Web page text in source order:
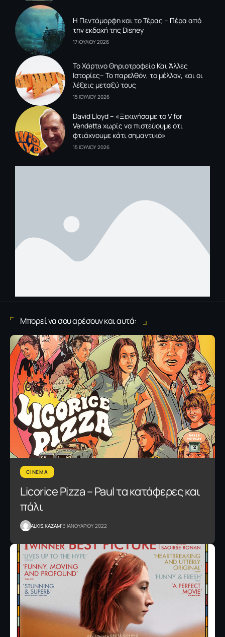
Η Πεντάμορφη και το Τέρας – Πέρα από
την εκδοχή της Disney
17 ΙΟΥΛΙΟΥ 2026
To Xάρτινο Θηριοτροφείο Και Άλλες
Ιστορίες– Το παρελθόν, το μέλλον, και οι
λέξεις μεταξύ τους
15 ΙΟΥΛΙΟΥ 2026
David Lloyd – «Ξεκινήσαμε το V for
Vendetta χωρίς να πιστεύουμε ότι
φτιάχνουμε κάτι σημαντικό»
15 ΙΟΥΛΙΟΥ 2026
Μπορεί να σου αρέσουν και αυτά:
CINEMA
Licorice Pizza – Paul τα κατάφερες και
πάλι
ALKIS.KAZAM13 ΙΑΝΟΥΑΡΙΟΥ 2022